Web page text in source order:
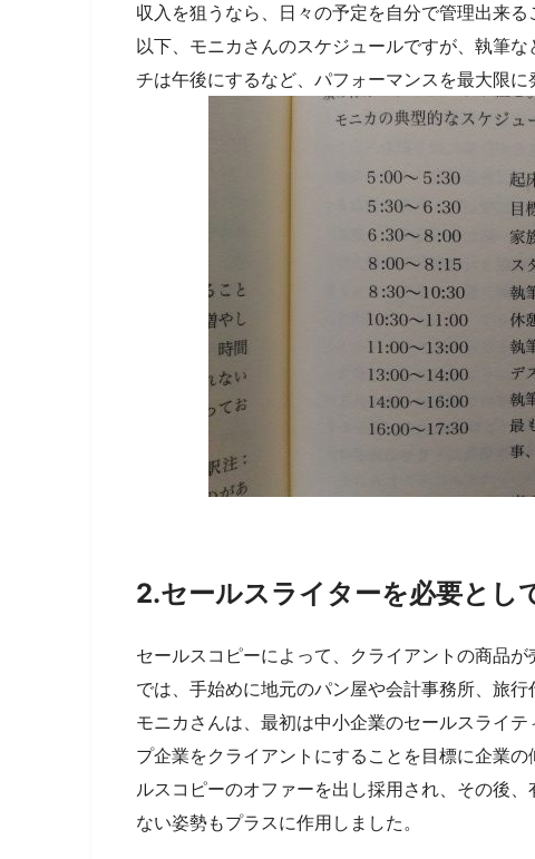
収入を狙うなら、日々の予定を自分で管理出来る
以下、モニカさんのスケジュールですが、執筆
チは午後にするなど、パフォーマンスを最大限に
2.セールスライターを必要とし
セールスコピーによって、クライアントの商品
では、手始めに地元のパン屋や会計事務所、旅
モニカさんは、最初は中小企業のセールスライ
プ企業をクライアントにすることを目標に企業
ルスコピーのオファーを出し採用され、その後
ない姿勢もプラスに作用しました。